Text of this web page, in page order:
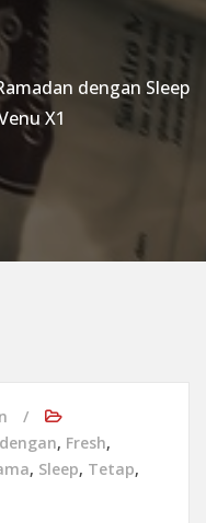
dengan Sleep
X1
dengan, Fresh,
, Sleep, Tetap,